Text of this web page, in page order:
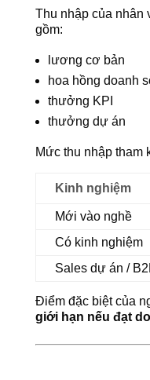
Thu nhập của nhân
gồm:
lương cơ bản
hoa hồng doanh
thưởng KPI
thưởng dự án
Mức thu nhập tham
Kinh nghiệm
Mới vào nghề
Có kinh nghiệm
Sales dự án /
Điểm đặc biệt của
giới hạn nếu đạt